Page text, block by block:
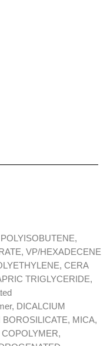
VP/HEXADECENE
CERA
TRIGLYCERIDE,
DICALCIUM
MICA,